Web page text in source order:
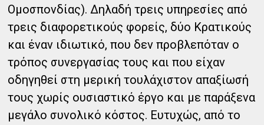
Ομοσπονδίας). Δηλαδή τρεις υπηρεσίες από
τρεις διαφορετικούς φορείς, δύο Κρατικούς
και έναν ιδιωτικό, που δεν προβλεπόταν ο
τρόπος συνεργασίας τους και που είχαν
οδηγηθεί στη μερική τουλάχιστον απαξίωσή
τους χωρίς ουσιαστικό έργο και με παράξενα
μεγάλο συνολικό κόστος. Ευτυχώς, από το